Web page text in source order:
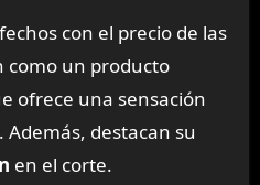
con el precio de las
como un producto
ofrece una sensación
destacan su
en el corte.